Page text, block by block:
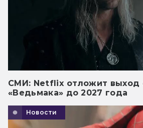
СМИ: Netflix отложит выход
«Ведьмака» до 2027 года
Новости